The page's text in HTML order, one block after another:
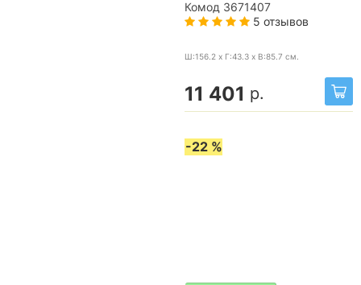
Комод 3671407
5 отзывов
Ш:156.2 x Г:43.3 x В:85.7 см.
11 401 р.
-22 %